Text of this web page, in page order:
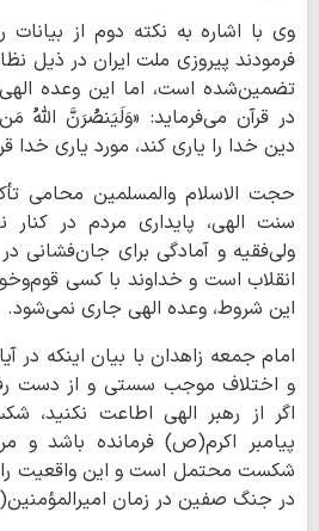
وی با اشاره به نکته دوم از بیانات
فرمودند پیروزی ملت ایران در ذیل
تضمین‌شده است، اما این وعده
در قرآن می‌فرماید: «وَلَیَنصُرَنَّ اللَّهُ
دین خدا را یاری کند، مورد یاری خدا
حجت الاسلام والمسلمین محامی
سنت الهی، پایداری مردم در کنار
ولی‌فقیه و آمادگی برای جان‌فشانی
انقلاب است و خداوند با کسی
این شروط، وعده الهی جاری نمی‌شود.
امام جمعه زاهدان با بیان اینکه در
و اختلاف موجب سستی و از دست
اگر از رهبر الهی اطاعت نکنید،
پیامبر اکرم(ص) فرمانده باشد و
شکست محتمل است و این واقعیت
در جنگ صفین در زمان